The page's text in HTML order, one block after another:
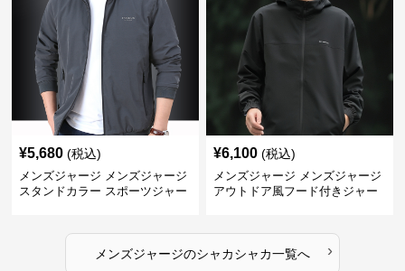
¥5,680 (税込)
メンズジャージ メンズジャージ
スタンドカラー スポーツジャー
¥6,100 (税込)
メンズジャージ メンズジャージ
アウトドア風フード付きジャー
メンズジャージのシャカシャカ一覧へ ›